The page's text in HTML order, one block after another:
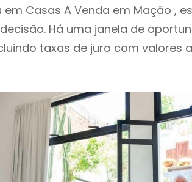
Casas A Venda em Mação ,
Há uma janela de
taxas de juro com valores